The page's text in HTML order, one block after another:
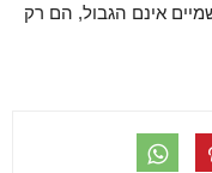
אינם הגבול, הם רק